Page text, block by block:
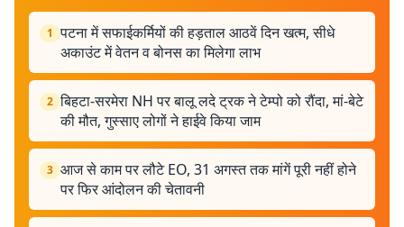
1 पटना में सफाईकर्मियों की हड़ताल आठवें दिन खत्म, सीधे
अकाउंट में वेतन व बोनस का मिलेगा लाभ
2 बिहटा-सरमेरा NH पर बालू लदे ट्रक ने टेम्पो को रौंदा, मां-बेटे
की मौत, गुस्साए लोगों ने हाईवे किया जाम
3 आज से काम पर लौटे EO, 31 अगस्त तक मांगें पूरी नहीं होने
पर फिर आंदोलन की चेतावनी